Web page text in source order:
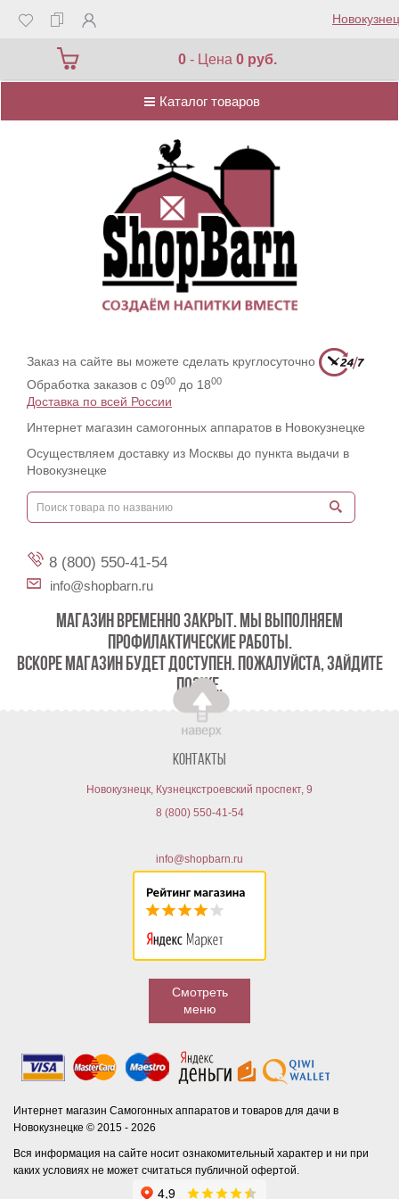
0 - Цена0 руб.
Каталог товаров
Каталог товаров
Заказ на сайте вы можете сделать круглосуточно
Обработка заказов с 0900 до 1800
Доставка по всей России
Интернет магазин самогонных аппаратов в Новокузнецке
Осуществляем доставку из Москвы до пункта выдачи в
Новокузнецке
8 (800) 550-41-54
info@shopbarn.ru
МАГАЗИН ВРЕМЕННО ЗАКРЫТ. МЫ ВЫПОЛНЯЕМ
ПРОФИЛАКТИЧЕСКИЕ РАБОТЫ.
ВСКОРЕ МАГАЗИН БУДЕТ ДОСТУПЕН. ПОЖАЛУЙСТА, ЗАЙДИТЕ
ПОЗЖЕ.
Контакты
Новокузнецк, Кузнецкстроевский проспект, 9
8 (800) 550-41-54
info@shopbarn.ru
Смотреть
меню
Интернет магазин Самогонных аппаратов и товаров для дачи в
Новокузнецке © 2015 - 2026
Вся информация на сайте носит ознакомительный характер и ни при
каких условиях не может считаться публичной офертой.